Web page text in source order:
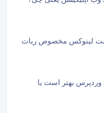
لینوکس مخصوص ربات
وردپرس بهتر است یا